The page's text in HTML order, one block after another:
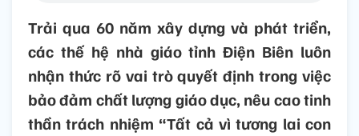
Trải qua 60 năm xây dựng và phát triển,
các thế hệ nhà giáo tỉnh Điện Biên luôn
nhận thức rõ vai trò quyết định trong việc
bảo đảm chất lượng giáo dục, nêu cao tinh
thần trách nhiệm “Tất cả vì tương lai con